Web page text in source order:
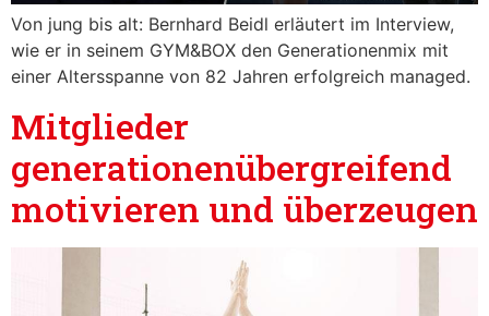
Von jung bis alt: Bernhard Beidl erläutert im Interview,
wie er in seinem GYM&BOX den Generationenmix mit
einer Altersspanne von 82 Jahren erfolgreich managed.
Mitglieder
generationenübergreifend
motivieren und überzeugen